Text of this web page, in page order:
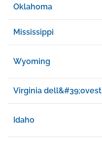
Oklahoma
Mississippi
Wyoming
Virginia dell&#39;ovest
Idaho